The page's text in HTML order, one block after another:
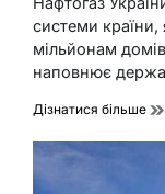
читання
системи
мільйонам
наповнює
Дізнатися більше